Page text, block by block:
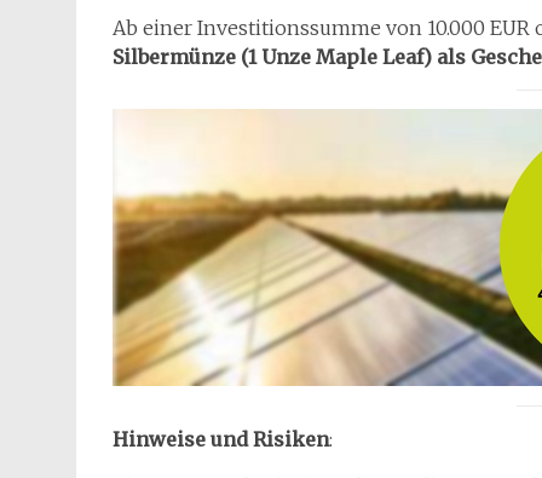
Ab einer Investitionssumme von 10.000
Silbermünze (1 Unze Maple Leaf) als
Hinweise und Risiken: